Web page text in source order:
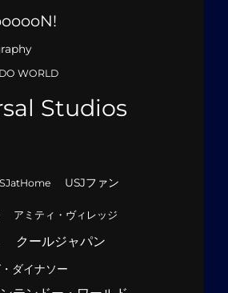
WORLD
Studios
USJファン
アミティ・ヴィレッジ
クールジャパン
ダイナソー